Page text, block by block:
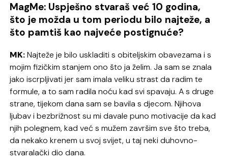
MagMe: Uspješno stvaraš već 10 godina,
što je možda u tom periodu bilo najteže, a
što pamtiš kao najveće postignuće?
MK:Najteže je bilo uskladiti s obiteljskim obavezama i s
mojim fizičkim stanjem ono što ja želim. Ja sam se znala
jako iscrpljivati jer sam imala veliku strast da radim te
formule, a to sam radila noću kad svi spavaju. A s druge
strane, tijekom dana sam se bavila s djecom. Njihova
ljubav i bezbrižnost su mi davale puno motivacije da kad
njih polegnem, kad već s mužem završim sve što treba,
da nekako krenem u svoj svijet, u taj neki duhovno-
stvaralački dio dana.